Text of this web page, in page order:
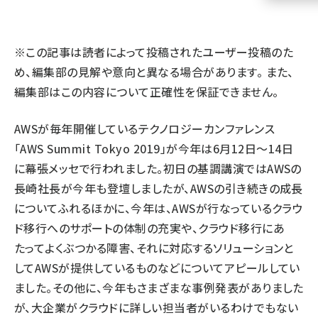
※この記事は読者によって投稿されたユーザー投稿のた
め、編集部の見解や意向と異なる場合があります。 また、
編集部はこの内容について正確性を保証できません。
AWSが毎年開催しているテクノロジーカンファレンス
「AWS Summit Tokyo 2019」が今年は6月12日～14日
に幕張メッセで行われました。初日の基調講演ではAWSの
長崎社長が今年も登壇しましたが、AWSの引き続きの成長
についてふれるほかに、今年は、AWSが行なっているクラウ
ド移行へのサポートの体制の充実や、クラウド移行にあ
たってよくぶつかる障害、それに対応するソリューションと
してAWSが提供しているものなどについてアピールしてい
ました。その他に、今年もさまざまな事例発表がありました
が、大企業がクラウドに詳しい担当者がいるわけでもない